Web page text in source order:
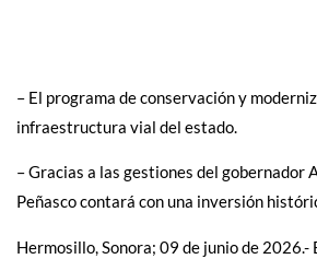
– El programa de conservación y
infraestructura vial del estado.
– Gracias a las gestiones del
Peñasco contará con una inversión
Hermosillo, Sonora; 09 de junio de